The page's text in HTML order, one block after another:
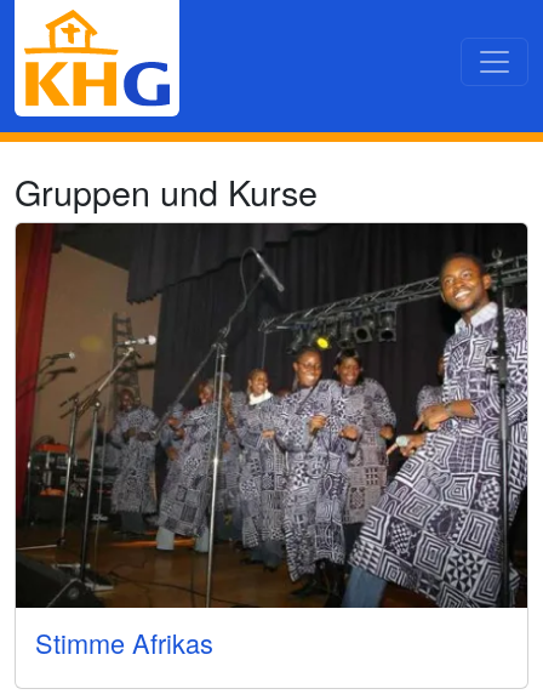
Direkt zum Inhalt
Gruppen und Kurse
Stimme Afrikas